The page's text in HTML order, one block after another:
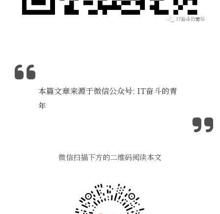
本篇文章来源于微信公众号: IT奋斗的青
年
微信扫描下方的二维码阅读本文